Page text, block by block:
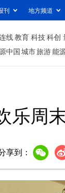
刊 地方频道
线教育 科技科创
中国城市旅游能
乐周
享到：